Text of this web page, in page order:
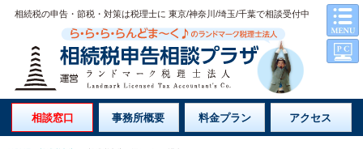
相続税の申告・節税・対策は税理士に 東京/神奈川/埼玉/千葉で相談受付中
相談窓口 事務所概要 料金プラン アクセス